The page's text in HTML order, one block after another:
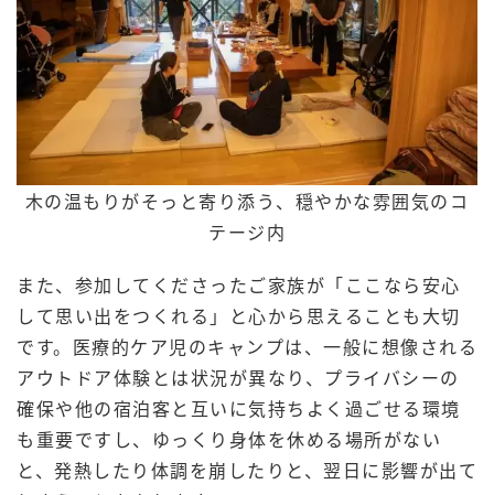
木の温もりがそっと寄り添う、穏やかな雰囲気のコ
テージ内
また、参加してくださったご家族が「ここなら安心
して思い出をつくれる」と心から思えることも大切
です。医療的ケア児のキャンプは、一般に想像される
アウトドア体験とは状況が異なり、プライバシーの
確保や他の宿泊客と互いに気持ちよく過ごせる環境
も重要ですし、ゆっくり身体を休める場所がない
と、発熱したり体調を崩したりと、翌日に影響が出て